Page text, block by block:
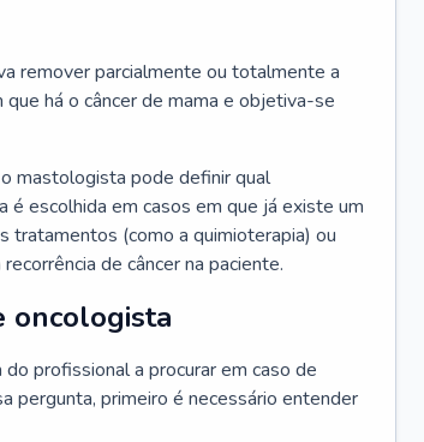
remover parcialmente ou totalmente a
há o câncer de mama e objetiva-se
mastologista pode definir qual
escolhida em casos em que já existe um
tratamentos (como a quimioterapia) ou
de câncer na paciente.
oncologista
profissional a procurar em caso de
pergunta, primeiro é necessário entender